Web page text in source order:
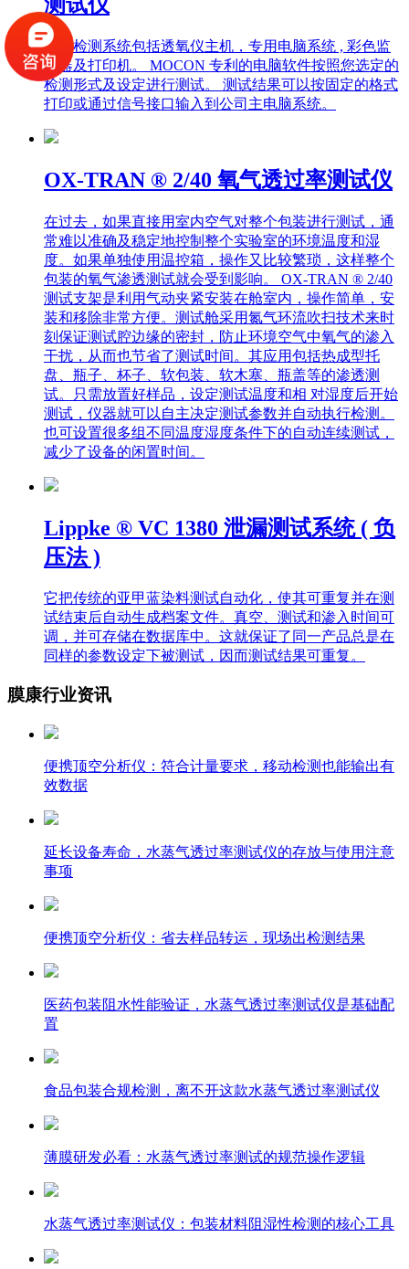
透氧检测系统包括透氧仪主机，专用电脑系统 , 彩色监
视器及打印机。 MOCON 专利的电脑软件按照您选定的
检测形式及设定进行测试。 测试结果可以按固定的格式
打印或通过信号接口输入到公司主电脑系统。
OX-TRAN ® 2/40 氧气透过率测试仪
在过去，如果直接用室内空气对整个包装进行测试，通
常难以准确及稳定地控制整个实验室的环境温度和湿
度。如果单独使用温控箱，操作又比较繁琐，这样整个
包装的氧气渗透测试就会受到影响。 OX-TRAN ® 2/40
测试支架是利用气动夹紧安装在舱室内，操作简单，安
装和移除非常方便。测试舱采用氮气环流吹扫技术来时
刻保证测试腔边缘的密封，防止环境空气中氧气的渗入
干扰，从而也节省了测试时间。其应用包括热成型托
盘、瓶子、杯子、软包装、软木塞、瓶盖等的渗透测
试。只需放置好样品，设定测试温度和相 对湿度后开始
测试，仪器就可以自主决定测试参数并自动执行检测。
也可设置很多组不同温度湿度条件下的自动连续测试，
减少了设备的闲置时间。
Lippke ® VC 1380 泄漏测试系统 ( 负
压法 )
它把传统的亚甲蓝染料测试自动化，使其可重复并在测
试结束后自动生成档案文件。真空、测试和渗入时间可
调，并可存储在数据库中。这就保证了同一产品总是在
同样的参数设定下被测试，因而测试结果可重复。
膜康行业资讯
便携顶空分析仪：符合计量要求，移动检测也能输出有
效数据
延长设备寿命，水蒸气透过率测试仪的存放与使用注意
事项
便携顶空分析仪：省去样品转运，现场出检测结果
医药包装阻水性能验证，水蒸气透过率测试仪是基础配
置
食品包装合规检测，离不开这款水蒸气透过率测试仪
薄膜研发必看：水蒸气透过率测试的规范操作逻辑
水蒸气透过率测试仪：包装材料阻湿性检测的核心工具